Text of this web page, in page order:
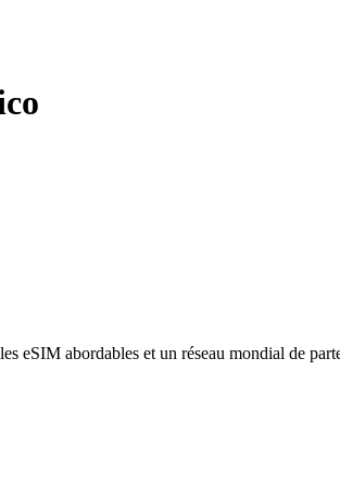
eSIM abordables et un réseau mondial de